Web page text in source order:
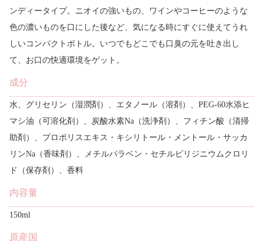
ンディータイプ。ニオイの強いもの、ワインやコーヒーのような
色の濃いものを口にした後など、気になる時にすぐに使えてうれ
しいコンパクトボトル。いつでもどこでも口臭の元を吐き出し
て、お口の快適環境をゲット。
成分
水、グリセリン（湿潤剤）、エタノール（溶剤）、PEG-60水添ヒ
マシ油（可溶化剤）、炭酸水素Na（洗浄剤）、フィチン酸（清掃
助剤）、プロポリスエキス・キシリトール・メントール・サッカ
リンNa（香味剤）、メチルパラベン・セチルピリジニウムクロリ
ド（保存剤）、香料
内容量
150ml
原産国